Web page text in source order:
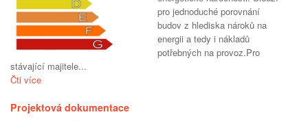
pro jednoduché porovnání
budov z hlediska nároků na
energii a tedy i nákladů
potřebných na provoz.Pro
stávající majitele...
Čti více
Projektová dokumentace